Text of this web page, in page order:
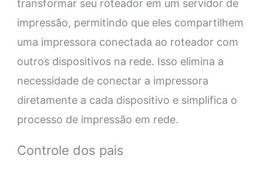
transformar seu roteador em um servidor de
impressão, permitindo que eles compartilhem
uma impressora conectada ao roteador com
outros dispositivos na rede. Isso elimina a
necessidade de conectar a impressora
diretamente a cada dispositivo e simplifica o
processo de impressão em rede.
Controle dos pais